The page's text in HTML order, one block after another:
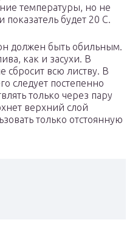
температуры, но не
будет 20 С.
должен быть обильным.
как и засухи. В
сбросит всю листву. В
следует постепенно
только через пару
верхний слой
только отстоянную